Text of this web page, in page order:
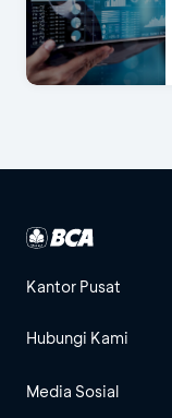
Kantor Pusat
Hubungi Kami
Media Sosial